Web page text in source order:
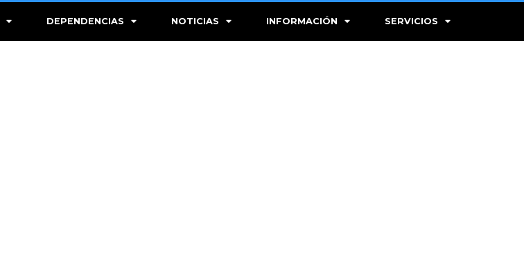
DEPENDENCIAS NOTICIAS INFORMACIÓN SERVICIOS